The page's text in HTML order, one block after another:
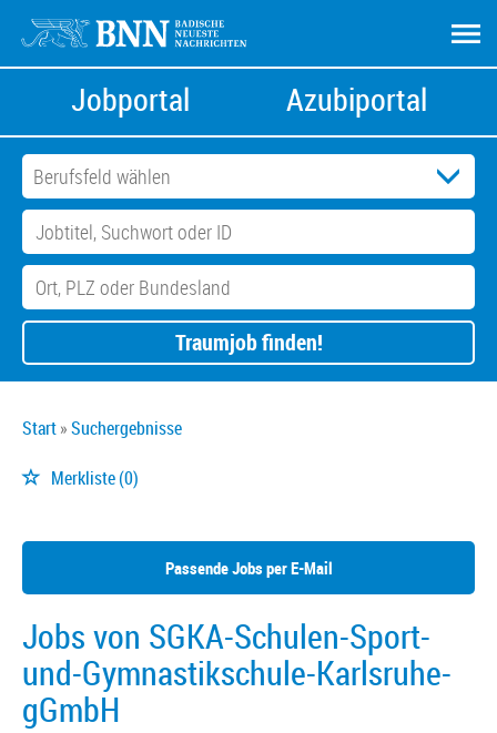
Jobportal Azubiportal
Traumjob finden!
Start Suchergebnisse
Merkliste(0)
Passende Jobs per E-Mail
Jobs von SGKA-Schulen-Sport-
und-Gymnastikschule-Karlsruhe-
gGmbH